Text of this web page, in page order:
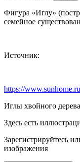
Фигура «Иглу»
семейное
Источник:
https://
Иглы хвойного дерева
Здесь есть
Зарегистрируйтесь
изображения